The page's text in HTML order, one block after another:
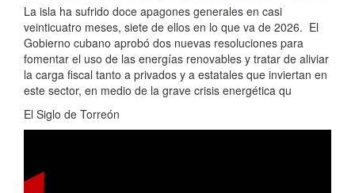
La isla ha sufrido doce apagones generales en casi
veinticuatro meses, siete de ellos en lo que va de 2026. El
Gobierno cubano aprobó dos nuevas resoluciones para
fomentar el uso de las energías renovables y tratar de aliviar
la carga fiscal tanto a privados y a estatales que inviertan en
este sector, en medio de la grave crisis energética qu
El Siglo de Torreón